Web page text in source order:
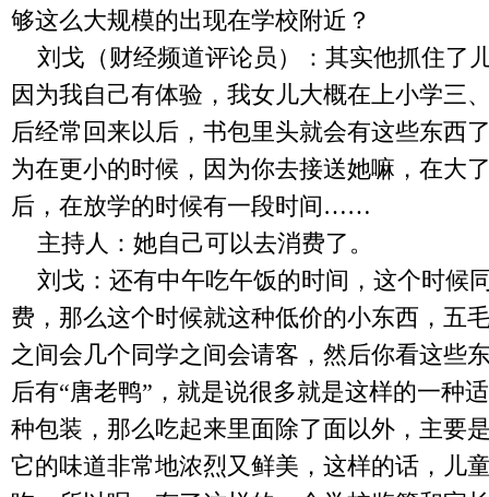
够这么大规模的出现在学校附近？
刘戈（财经频道评论员）：其实他抓住了
因为我自己有体验，我女儿大概在上小学三
后经常回来以后，书包里头就会有这些东西
为在更小的时候，因为你去接送她嘛，在大
后，在放学的时候有一段时间……
主持人：她自己可以去消费了。
刘戈：还有中午吃午饭的时间，这个时候
费，那么这个时候就这种低价的小东西，五
之间会几个同学之间会请客，然后你看这些
后有“唐老鸭”，就是说很多就是这样的一种
种包装，那么吃起来里面除了面以外，主要
它的味道非常地浓烈又鲜美，这样的话，儿